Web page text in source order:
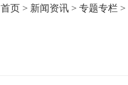
首页 > 新闻资讯 > 专题专栏 >